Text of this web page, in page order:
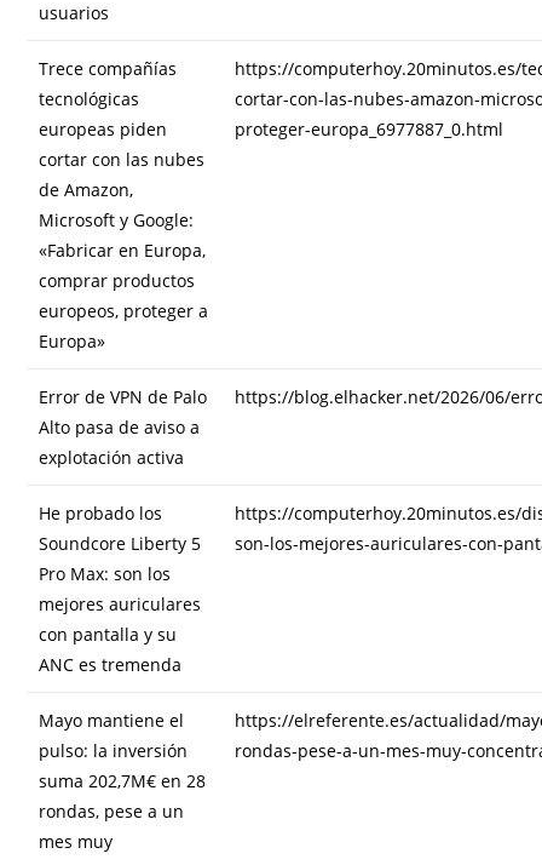
usuarios
Trece compañías
tecnológicas
europeas piden
cortar con las nubes
de Amazon,
Microsoft y Google:
«Fabricar en Europa,
comprar productos
europeos, proteger a
Europa»
https://computerhoy.20minutos.es/
cortar-con-las-nubes-amazon-
proteger-europa_6977887_0.html
Error de VPN de Palo
Alto pasa de aviso a
explotación activa
https://blog.elhacker.net/2026/06/
He probado los
Soundcore Liberty 5
Pro Max: son los
mejores auriculares
con pantalla y su
ANC es tremenda
https://computerhoy.20minutos.es/
son-los-mejores-auriculares-con-
Mayo mantiene el
pulso: la inversión
suma 202,7M€ en 28
rondas, pese a un
mes muy
https://elreferente.es/actualidad/
rondas-pese-a-un-mes-muy-